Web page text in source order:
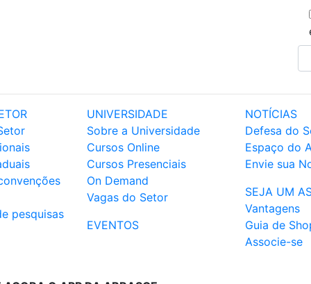
pesquisas
UNIVERSIDADE
Sobre a Universidade
Cursos Online
Cursos Presenciais
On Demand
Vagas do Setor
EVENTOS
NOTÍCIAS
Defesa do
Espaço do
Envie sua
SEJA UM
Vantagens
Guia de
Associe-se